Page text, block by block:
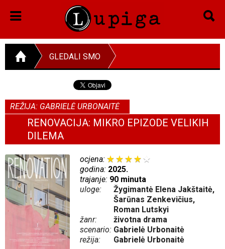
GLEDALI SMO
REŽIJA: GABRIELĖ URBONAITĖ
RENOVACIJA: MIKRO EPIZODE VELIKIH
DILEMA
ocjena:
godina: 2025.
trajanje: 90 minuta
uloge:
Žygimantė Elena Jakštaitė,
Šarūnas Zenkevičius,
Roman Lutskyi
žanr:
životna drama
scenario: Gabrielė Urbonaitė
režija:
Gabrielė Urbonaitė